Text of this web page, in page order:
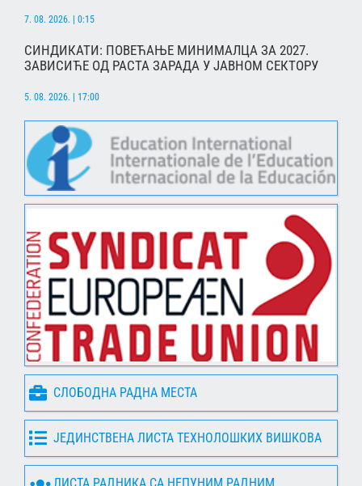
7. 08. 2026. | 0:15
СИНДИКАТИ: ПОВЕЋАЊЕ МИНИМАЛЦА ЗА 2027.
ЗАВИСИЋЕ ОД РАСТА ЗАРАДА У ЈАВНОМ СЕКТОРУ
5. 08. 2026. | 17:00
СЛОБОДНА РАДНА МЕСТА
ЈЕДИНСТВЕНА ЛИСТА ТЕХНОЛОШКИХ ВИШКОВА